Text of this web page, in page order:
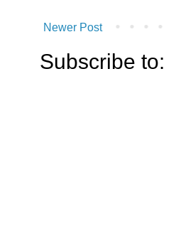
Newer Post
Subscribe to: